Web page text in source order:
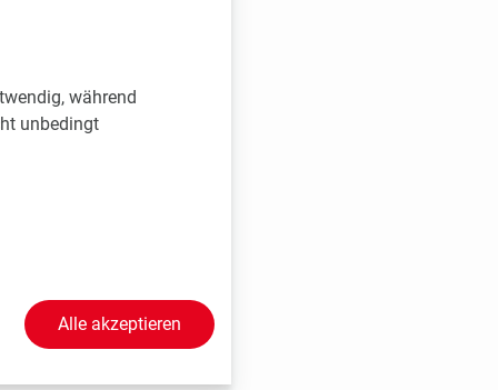
während
unbedingt
Alle akzeptieren